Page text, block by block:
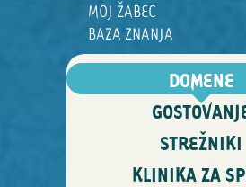
MOJ ŽABEC
BAZA ZNANJA
DOMENE
STREŽNIKI
KLINIKA ZA